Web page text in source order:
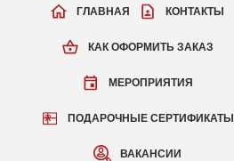
КАК ОФОРМИТЬ ЗАКАЗ
МЕРОПРИЯТИЯ
ПОДАРОЧНЫЕ СЕРТИФИКАТЫ
ВАКАНСИИ
ГЛАВНАЯ КОНТАКТЫ